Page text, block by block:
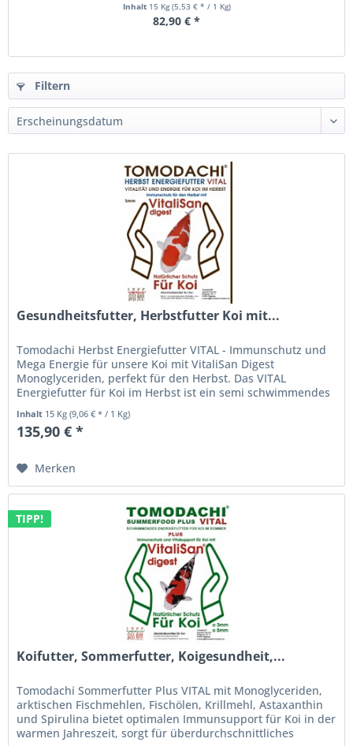
Inhalt 15 Kg(5,53 € * / 1 Kg)
82,90 € *
Filtern
Gesundheitsfutter, Herbstfutter Koi mit...
Tomodachi Herbst Energiefutter VITAL - Immunschutz und
Mega Energie für unsere Koi mit VitaliSan Digest
Monoglyceriden, perfekt für den Herbst. Das VITAL
Energiefutter für Koi im Herbst ist ein semi schwimmendes
Inhalt 15 Kg(9,06 € * / 1 Kg)
135,90 € *
Merken
TIPP!
Koifutter, Sommerfutter, Koigesundheit,...
Tomodachi Sommerfutter Plus VITAL mit Monoglyceriden,
arktischen Fischmehlen, Fischölen, Krillmehl, Astaxanthin
und Spirulina bietet optimalen Immunsupport für Koi in der
warmen Jahreszeit, sorgt für überdurchschnittliches